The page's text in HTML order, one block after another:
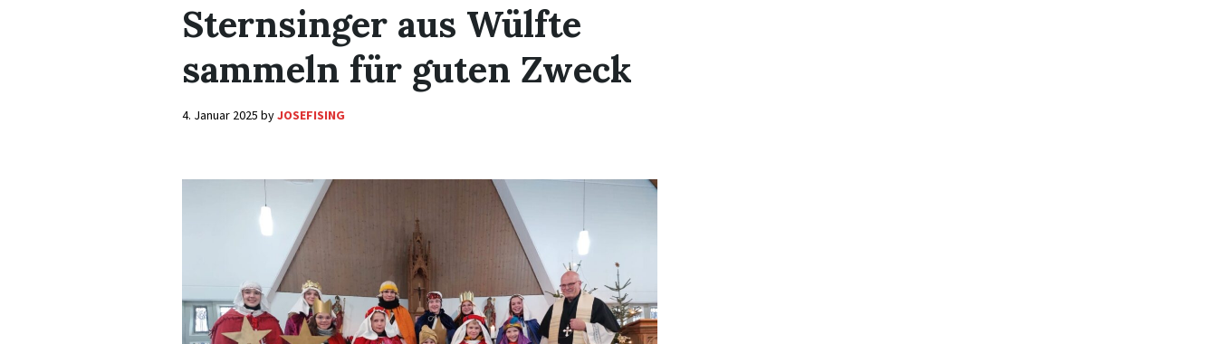
Sternsinger aus Wülfte
sammeln für guten Zweck
4. Januar 2025 byJOSEFISING